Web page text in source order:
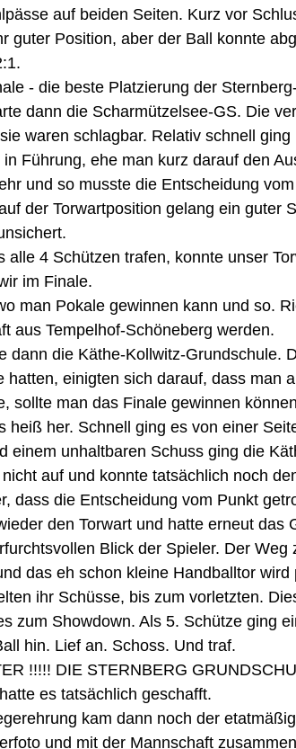
auf beiden Seiten. Kurz vor
guter Position, aber der Ball konnte
- die beste Platzierung der
dann die Scharmützelsee-GS. Die
waren schlagbar. Relativ schnell
Führung, ehe man kurz darauf den
und so musste die Entscheidung
der Torwartposition gelang ein guter
alle 4 Schützen trafen, konnte unser
im Finale.
man Pokale gewinnen kann und so.
aus Tempelhof-Schöneberg werden.
dann die Käthe-Kollwitz-Grundschule.
hatten, einigten sich darauf, dass man
sollte man das Finale gewinnen
heiß her. Schnell ging es von einer
einem unhaltbaren Schuss ging die
auf und konnte tatsächlich noch
dass die Entscheidung vom Punkt
den Torwart und hatte erneut das
Blick der Spieler. Der Weg
das eh schon kleine Handballtor
ihr Schüsse, bis zum vorletzten.
zum Showdown. Als 5. Schütze ging
hin. Lief an. Schoss. Und traf.
!!!!! DIE STERNBERG
es tatsächlich geschafft.
kam dann noch der
und mit der Mannschaft